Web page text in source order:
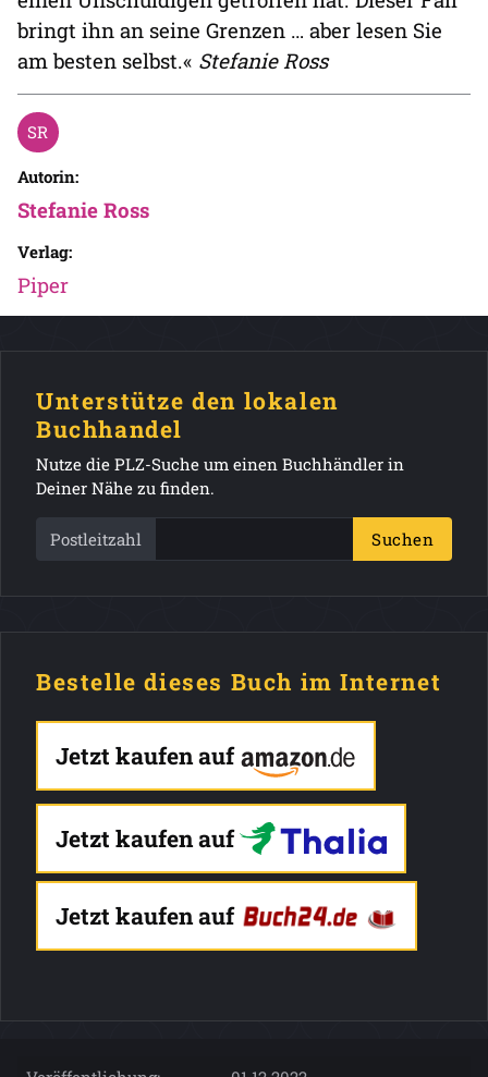
bringt ihn an seine Grenzen … aber lesen Sie
am besten selbst.« Stefanie Ross
Autorin:
Stefanie Ross
Verlag:
Piper
Unterstütze den lokalen
Buchhandel
Nutze die PLZ-Suche um einen Buchhändler in
Deiner Nähe zu finden.
Postleitzahl Suchen
Bestelle dieses Buch im Internet
Jetzt kaufen auf
Jetzt kaufen auf
Jetzt kaufen auf